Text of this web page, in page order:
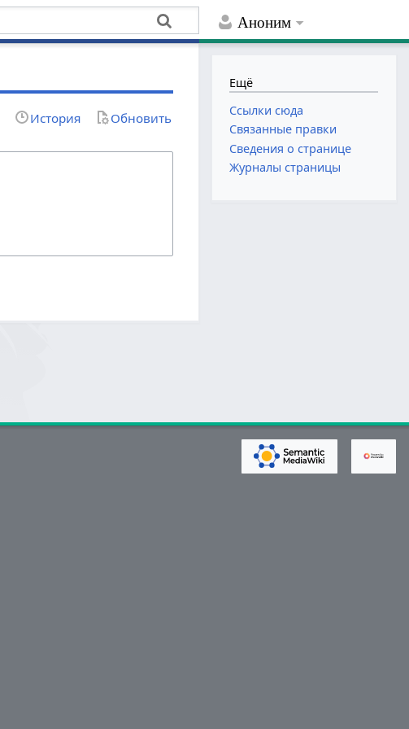
Аноним
История Обновить
Ещё
Ссылки сюда
Связанные правки
Сведения о странице
Журналы страницы